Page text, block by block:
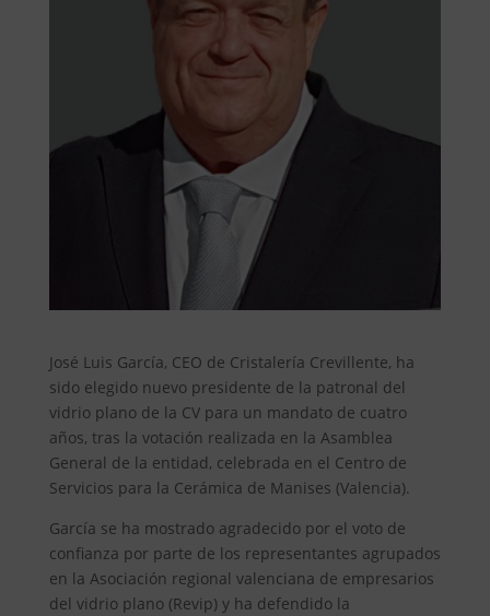
José Luis García, CEO de Cristalería Crevillente, ha
sido elegido nuevo presidente de la patronal del
vidrio plano de la CV para un mandato de cuatro
años, tras la votación realizada en la Asamblea
General de la entidad, celebrada en el Centro de
Servicios para la Cerámica de Manises (Valencia).
García se ha mostrado agradecido por el voto de
confianza por parte de los representantes agrupados
en la Asociación regional valenciana de empresarios
del vidrio plano (Revip) y ha defendido la